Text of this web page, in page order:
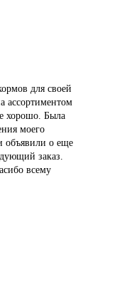
для своей
ассортиментом
хорошо. Была
моего
объявили о еще
заказ.
всему